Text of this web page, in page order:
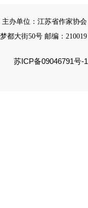
主办单位：江苏省作家协会
梦都大街50号 邮编：210019
苏ICP备09046791号-1